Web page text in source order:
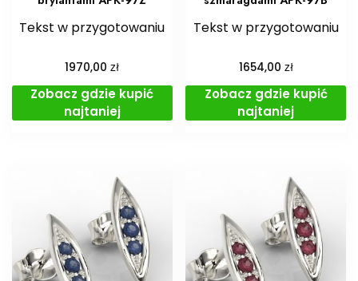
Tekst w przygotowaniu
1970,00zł
Zobacz gdzie kupić
najtaniej
Tekst w przygotowaniu
1654,00 zł
Zobacz gdzie kupić
najtaniej